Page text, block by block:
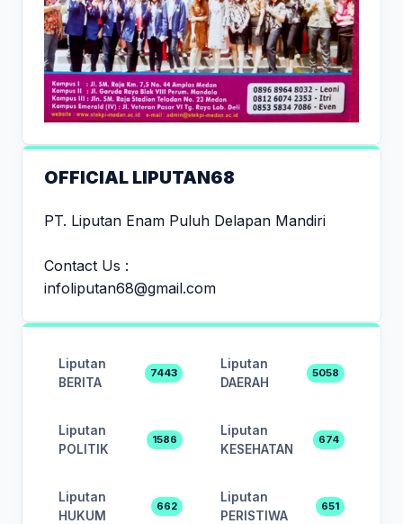
OFFICIAL LIPUTAN68
PT. Liputan Enam Puluh Delapan Mandiri
Contact Us :
infoliputan68@gmail.com
Liputan
BERITA
7443
Liputan
DAERAH
5058
Liputan
POLITIK
1586
Liputan
KESEHATAN
674
Liputan
HUKUM
662
Liputan
PERISTIWA
651